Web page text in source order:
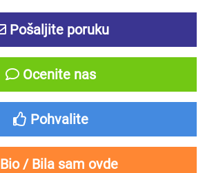
Pošaljite poruku
Ocenite nas
Pohvalite
Bio / Bila sam ovde